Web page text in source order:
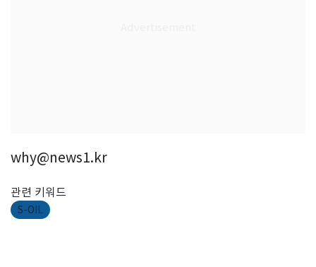
why@news1.kr
관련 키워드
S-OIL